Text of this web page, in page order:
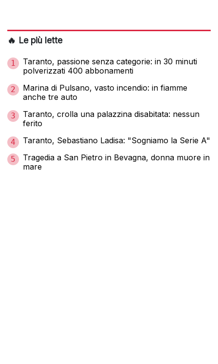
🔥 Le più lette
1
Taranto, passione senza categorie: in 30 minuti
polverizzati 400 abbonamenti
2
Marina di Pulsano, vasto incendio: in fiamme
anche tre auto
3
Taranto, crolla una palazzina disabitata: nessun
ferito
4 Taranto, Sebastiano Ladisa: "Sogniamo la Serie A"
5
Tragedia a San Pietro in Bevagna, donna muore in
mare